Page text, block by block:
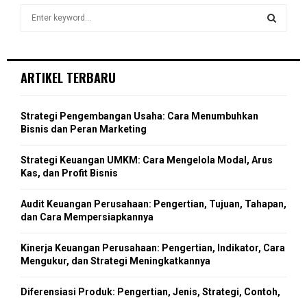
R
h
o
r
ARTIKEL TERBARU
Strategi Pengembangan Usaha: Cara Menumbuhkan
Bisnis dan Peran Marketing
Strategi Keuangan UMKM: Cara Mengelola Modal, Arus
Kas, dan Profit Bisnis
Audit Keuangan Perusahaan: Pengertian, Tujuan, Tahapan,
dan Cara Mempersiapkannya
Kinerja Keuangan Perusahaan: Pengertian, Indikator, Cara
Mengukur, dan Strategi Meningkatkannya
Diferensiasi Produk: Pengertian, Jenis, Strategi, Contoh,